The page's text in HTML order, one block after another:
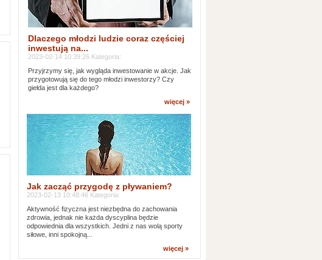
Dlaczego młodzi ludzie coraz częściej
inwestują na...
2023-02-14 10:39:26 Kategoria:
Przyjrzymy się, jak wygląda inwestowanie w akcje. Jak
przygotowują się do tego młodzi inwestorzy? Czy
giełda jest dla każdego?
więcej »
Jak zacząć przygodę z pływaniem?
2023-02-13 10:48:46 Kategoria:
Aktywność fizyczna jest niezbędna do zachowania
zdrowia, jednak nie każda dyscyplina będzie
odpowiednia dla wszystkich. Jedni z nas wolą sporty
siłowe, inni spokojną...
więcej »